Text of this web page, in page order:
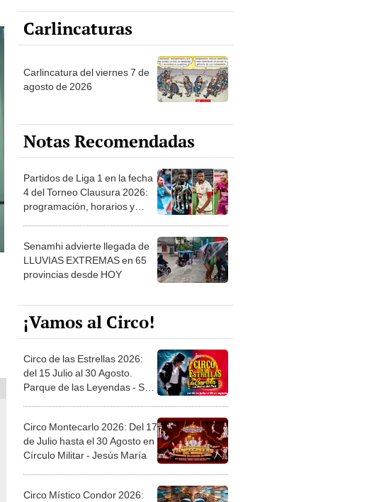
Carlincaturas
Carlincatura del viernes 7 de
agosto de 2026
Notas Recomendadas
Partidos de Liga 1 en la fecha
4 del Torneo Clausura 2026:
programación, horarios y
Senamhi advierte llegada de
LLUVIAS EXTREMAS en 65
provincias desde HOY
¡Vamos al Circo!
Circo de las Estrellas 2026:
del 15 Julio al 30 Agosto.
Parque de las Leyendas - San
Circo Montecarlo 2026: Del 17
de Julio hasta el 30 Agosto en
Círculo Militar - Jesús María
Circo Místico Condor 2026: